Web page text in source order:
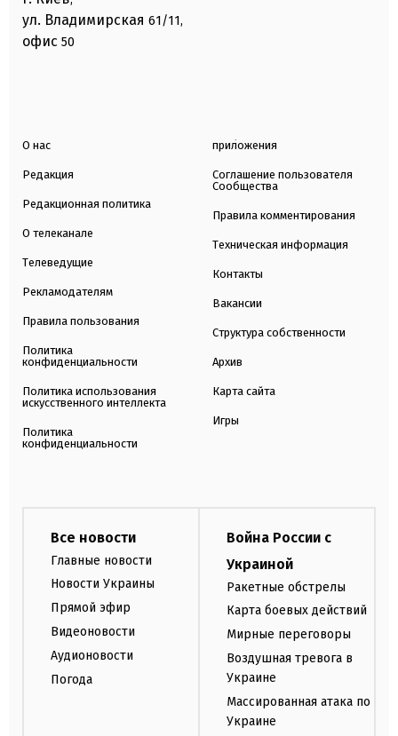
ул. Владимирская 61/11,
офис 50
О нас
Редакция
Редакционная политика
О телеканале
Телеведущие
Рекламодателям
Правила пользования
Политика
конфиденциальности
Политика использования
искусственного интеллекта
Политика
конфиденциальности
приложения
Соглашение пользователя
Сообщества
Правила комментирования
Техническая информация
Контакты
Вакансии
Структура собственности
Архив
Карта сайта
Игры
Все новости
Главные новости
Новости Украины
Прямой эфир
Видеоновости
Аудионовости
Погода
Война России с
Украиной
Ракетные обстрелы
Карта боевых действий
Мирные переговоры
Воздушная тревога в
Украине
Массированная атака по
Украине